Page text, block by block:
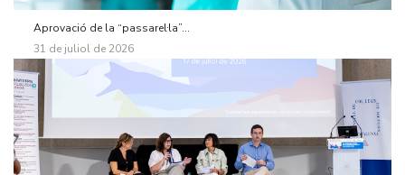
Aprovació de la “passarel·la”...
31 de juliol de 2026